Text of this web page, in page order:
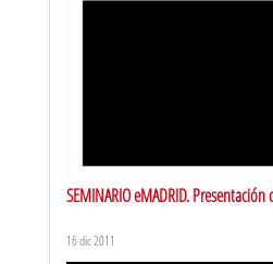
URJCx-MOOC EMPRENDIMIENTO
SEMINARIO eMADRID.
16 dic 2011